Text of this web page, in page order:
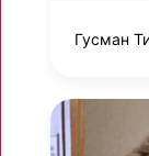
Гусман